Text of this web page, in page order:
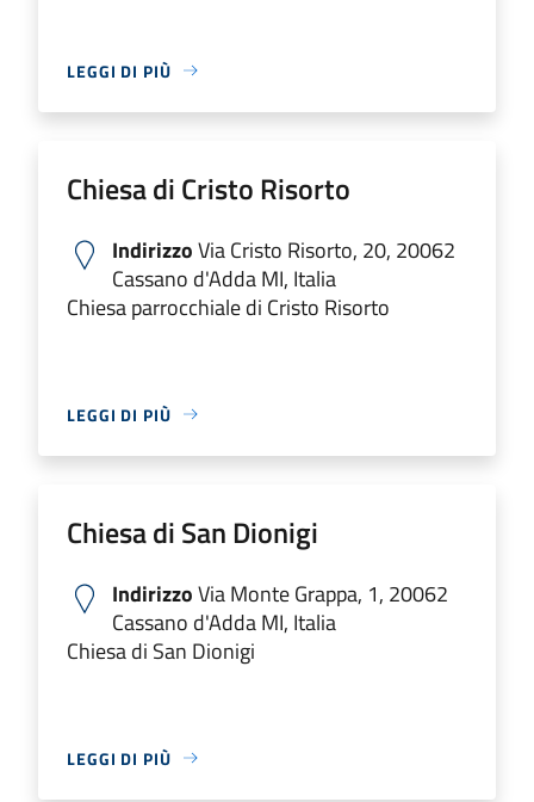
LEGGI DI PIÙ
Chiesa di Cristo Risorto
IndirizzoVia Cristo Risorto, 20, 20062
Cassano d'Adda MI, Italia
Chiesa parrocchiale di Cristo Risorto
LEGGI DI PIÙ
Chiesa di San Dionigi
IndirizzoVia Monte Grappa, 1, 20062
Cassano d'Adda MI, Italia
Chiesa di San Dionigi
LEGGI DI PIÙ